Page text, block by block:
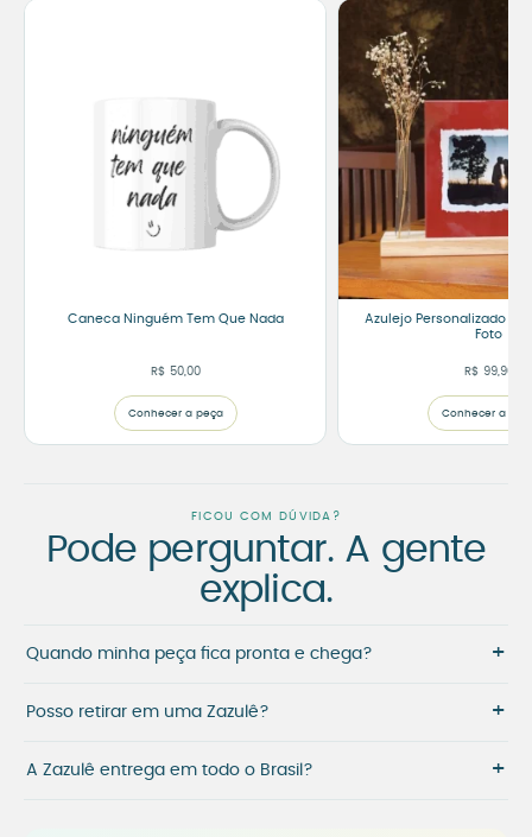
Caneca Ninguém Tem Que Nada
R$ 50,00
Conhecer a peça
Azulejo Personalizado
Foto
R$ 99,90
Conhecer a
FICOU COM DÚVIDA?
Pode perguntar. A gente
explica.
Quando minha peça fica pronta e chega? +
Posso retirar em uma Zazulê? +
A Zazulê entrega em todo o Brasil? +